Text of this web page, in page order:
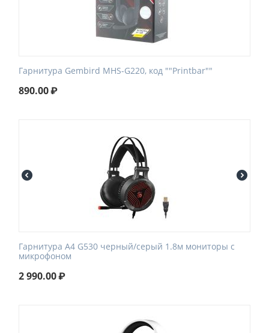
Гарнитура Gembird MHS-G220, код ""Printbar""
890.00₽
Гарнитура A4 G530 черный/серый 1.8м мониторы с
микрофоном
2 990.00₽